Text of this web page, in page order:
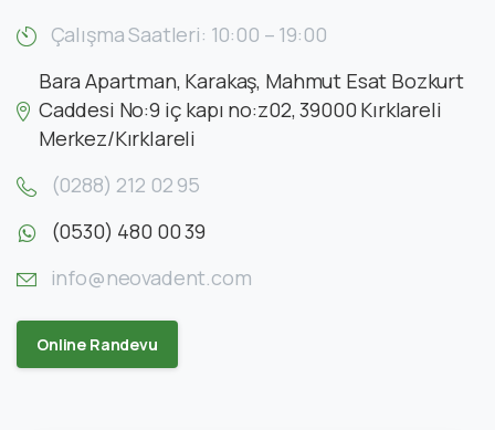
Çalışma Saatleri: 10:00 – 19:00
Bara Apartman, Karakaş, Mahmut Esat Bozkurt
Caddesi No:9 iç kapı no:z02, 39000 Kırklareli
Merkez/Kırklareli
(0288) 212 02 95
(0530) 480 00 39
info@neovadent.com
Online Randevu